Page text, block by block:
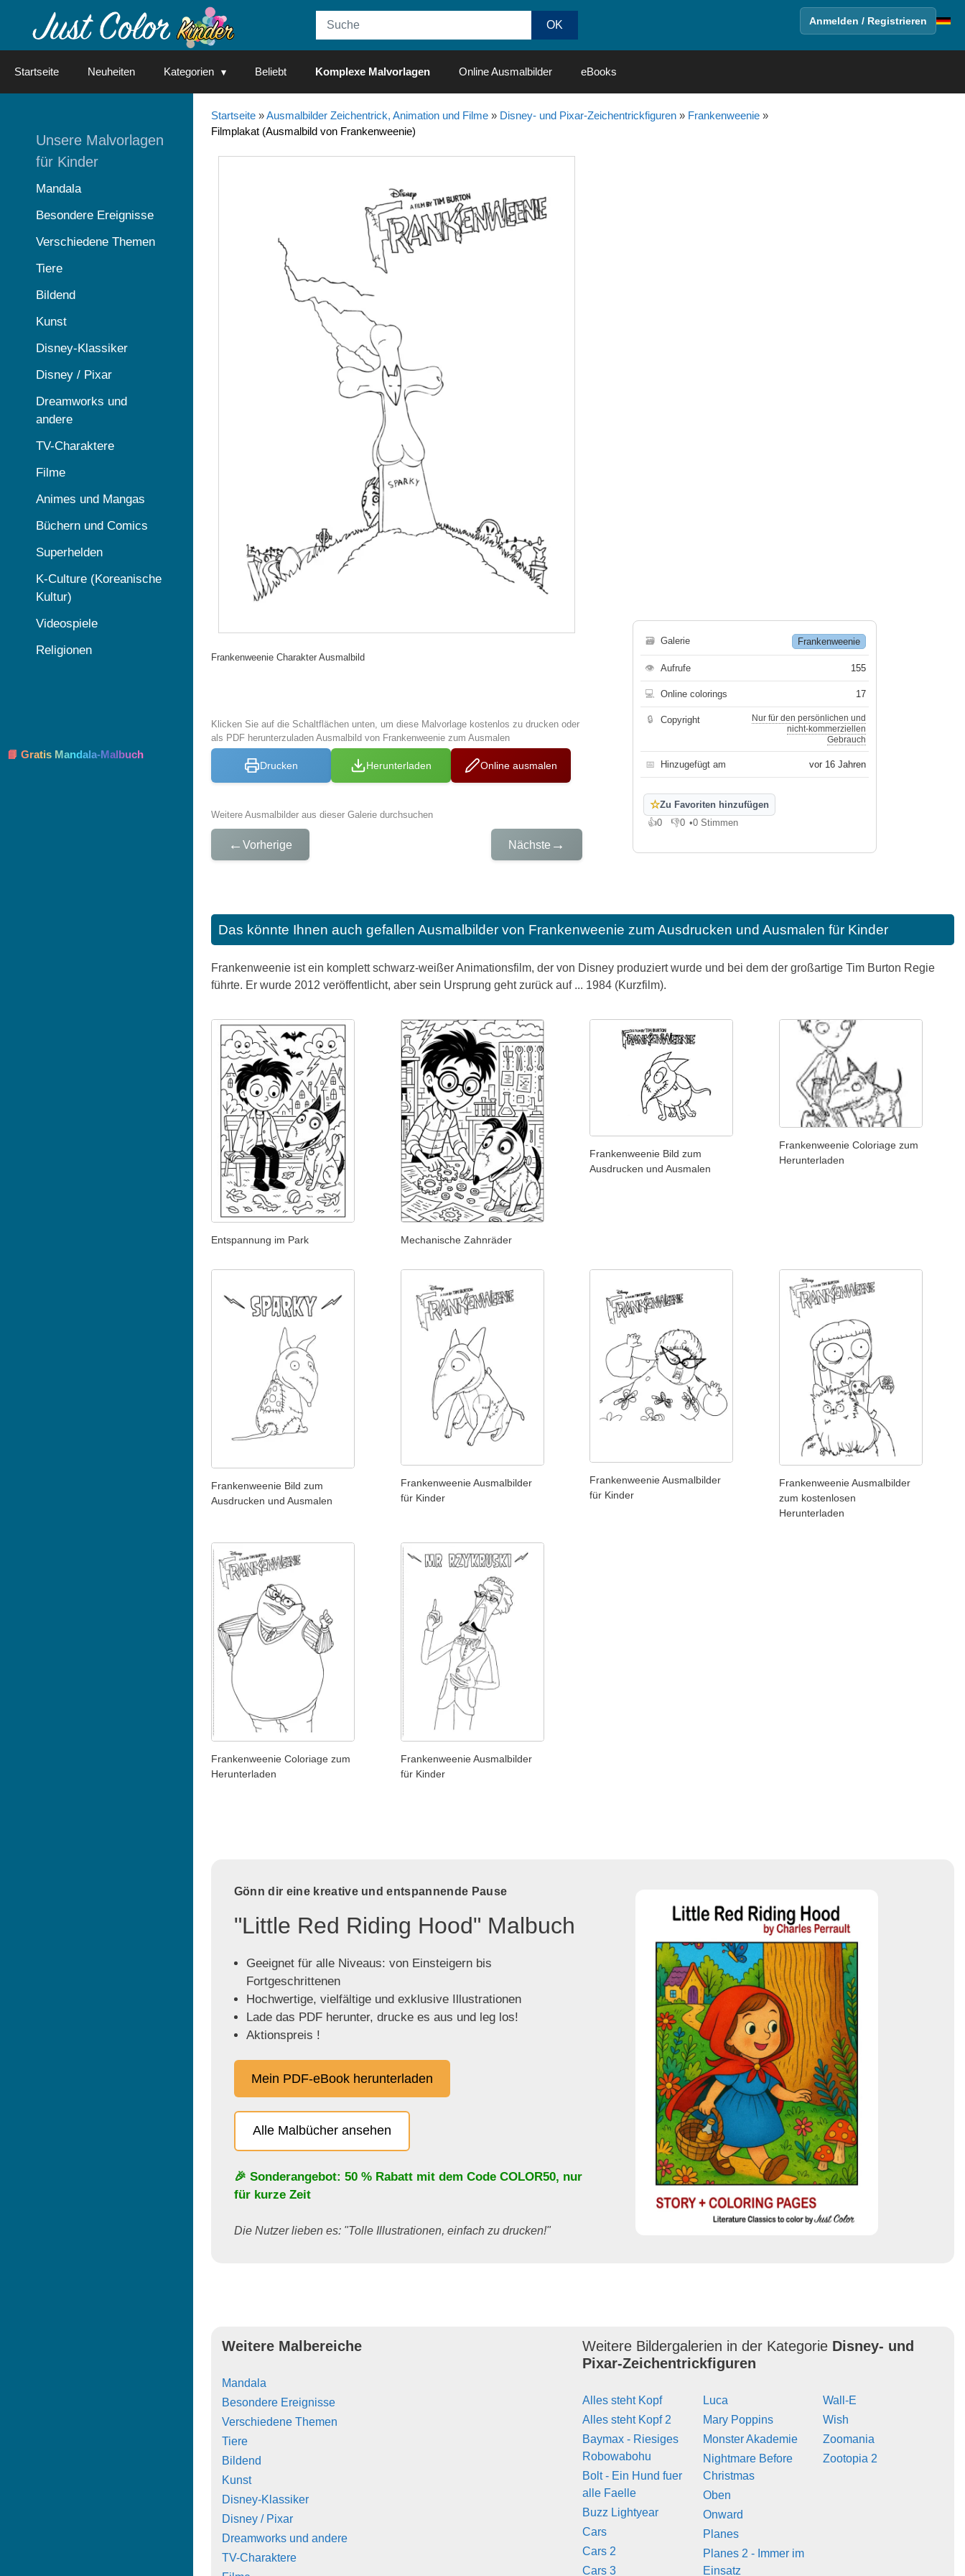
Anmelden / Registrieren
Startseite Neuheiten Kategorien Beliebt Komplexe Malvorlagen Online Ausmalbilder eBooks
Startseite»Ausmalbilder Zeichentrick, Animation und Filme» Disney- und Pixar-Zeichentrickfiguren» Frankenweenie»
Filmplakat (Ausmalbild von Frankenweenie)
Frankenweenie Charakter Ausmalbild
Klicken Sie auf die Schaltflächen unten, um diese Malvorlage kostenlos zu drucken oder
als PDF herunterzuladen Ausmalbild von Frankenweenie zum Ausmalen
Drucken Herunterladen Online ausmalen
Weitere Ausmalbilder aus dieser Galerie durchsuchen
← Vorherige Nächste →
🗃 Galerie Frankenweenie
👁 Aufrufe 155
💻 Online colorings 17
🔒 Copyright
Nur für den persönlichen und
nicht-kommerziellen
Gebrauch
📅 Hinzugefügt am vor 16 Jahren
☆Zu Favoriten hinzufügen
👍0
Gefällt mir
👎0
Gefällt mir nicht
•0 Stimmen
Das könnte Ihnen auch gefallen Ausmalbilder von Frankenweenie zum Ausdrucken und Ausmalen für Kinder
Frankenweenie ist ein komplett schwarz-weißer Animationsfilm, der von Disney produziert wurde und bei dem der großartige Tim Burton Regie
führte. Er wurde 2012 veröffentlicht, aber sein Ursprung geht zurück auf ... 1984 (Kurzfilm).
Entspannung im Park Mechanische Zahnräder
Frankenweenie Bild zum
Ausdrucken und Ausmalen
Frankenweenie Coloriage zum
Herunterladen
Frankenweenie Bild zum
Ausdrucken und Ausmalen
Frankenweenie Ausmalbilder
für Kinder
Frankenweenie Ausmalbilder
für Kinder
Frankenweenie Ausmalbilder
zum kostenlosen
Herunterladen
Frankenweenie Coloriage zum
Herunterladen
Frankenweenie Ausmalbilder
für Kinder
Gönn dir eine kreative und entspannende Pause
"Little Red Riding Hood" Malbuch
Geeignet für alle Niveaus: von Einsteigern bis
Fortgeschrittenen
Hochwertige, vielfältige und exklusive Illustrationen
Lade das PDF herunter, drucke es aus und leg los!
Aktionspreis !
Mein PDF-eBook herunterladen
Alle Malbücher ansehen
🎉 Sonderangebot: 50 % Rabatt mit dem Code COLOR50, nur
für kurze Zeit
Die Nutzer lieben es: "Tolle Illustrationen, einfach zu drucken!"
Weitere Malbereiche
Mandala
Besondere Ereignisse
Verschiedene Themen
Tiere
Bildend
Kunst
Disney-Klassiker
Disney / Pixar
Dreamworks und andere
TV-Charaktere
Weitere Bildergalerien in der Kategorie Disney- und
Pixar-Zeichentrickfiguren
Alles steht Kopf
Alles steht Kopf 2
Baymax - Riesiges
Robowabohu
Bolt - Ein Hund fuer
alle Faelle
Buzz Lightyear
Cars
Cars 2
Cars 3
Luca
Mary Poppins
Monster Akademie
Nightmare Before
Christmas
Oben
Onward
Planes
Planes 2 - Immer im
Einsatz
Wall-E
Wish
Zoomania
Zootopia 2
Unsere Malvorlagen
für Kinder
Mandala
Besondere Ereignisse
Verschiedene Themen
Tiere
Bildend
Kunst
Disney-Klassiker
Disney / Pixar
Dreamworks und
andere
TV-Charaktere
Filme
Animes und Mangas
Büchern und Comics
Superhelden
K-Culture (Koreanische
Kultur)
Videospiele
Religionen
📘 Gratis Mandala-Malbuch